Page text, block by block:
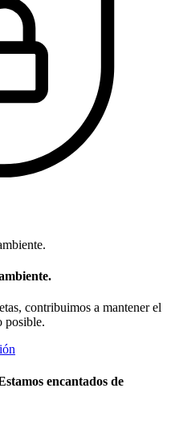
contribuimos a mantener el
posible.
encantados de